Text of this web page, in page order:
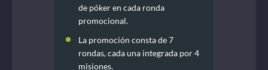
de póker en cada ronda
promocional.
La promoción consta de 7
rondas, cada una integrada por 4
misiones.